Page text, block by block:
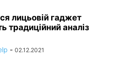
лицьовій гаджет
традиційний аналіз
- 02.12.2021